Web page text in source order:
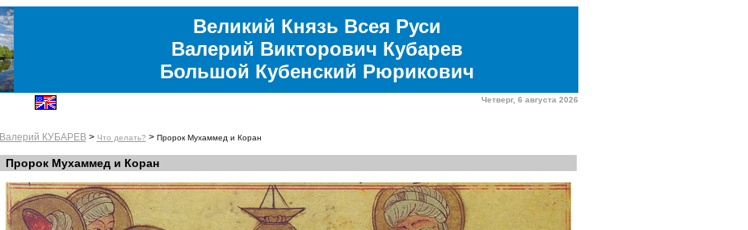
Великий Князь Всея Руси
Валерий Викторович Кубарев
Большой Кубенский Рюрикович
Четверг, 6 августа 2026
Валерий КУБАРЕВ> Что делать? > Пророк Мухаммед и Коран
Пророк Мухаммед и Коран